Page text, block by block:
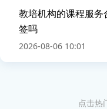
教培机构的课程服
签吗
2026-08-06 10:01
点击热